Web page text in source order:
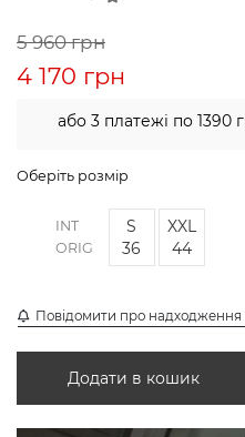
5 960 грн
4 170 грн
або 3 платежі по 1390
Оберіть розмір
INT
ORIG
S
36
XXL
44
Повідомити про надходження
Додати в кошик